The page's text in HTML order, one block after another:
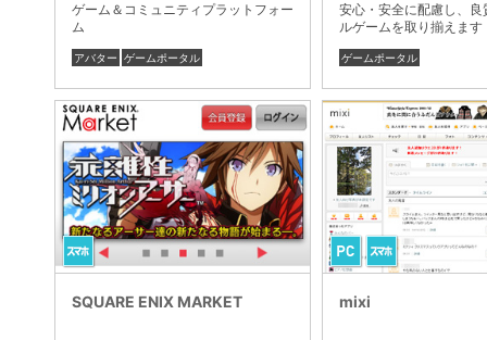
ゲーム＆コミュニティプラットフォー
ム
アバター ゲームポータル
安心・安全に配慮し、良
ルゲームを取り揃えます
ゲームポータル
SQUARE ENIX MARKET mixi